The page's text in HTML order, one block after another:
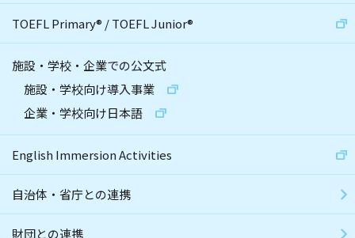
TOEFL Primary® /TOEFL Junior®
施設・学校・企業での公文式
施設・学校向け導入事業
企業・学校向け日本語
English Immersion Activities
自治体・省庁との連携
財団との連携